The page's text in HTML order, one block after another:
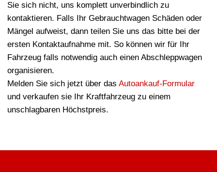
Sie sich nicht, uns komplett unverbindlich zu
kontaktieren. Falls Ihr Gebrauchtwagen Schäden oder
Mängel aufweist, dann teilen Sie uns das bitte bei der
ersten Kontaktaufnahme mit. So können wir für Ihr
Fahrzeug falls notwendig auch einen Abschleppwagen
organisieren.
Melden Sie sich jetzt über das Autoankauf-Formular
und verkaufen sie Ihr Kraftfahrzeug zu einem
unschlagbaren Höchstpreis.